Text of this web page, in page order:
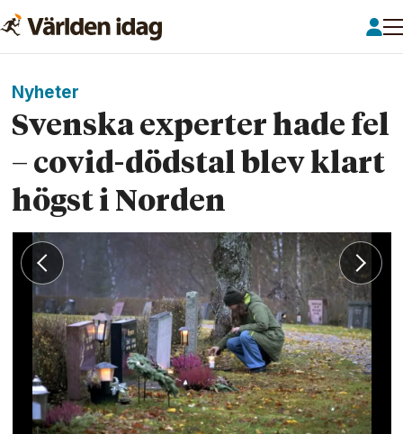
Nyheter
Svenska experter hade fel
– covid-dödstal blev klart
högst i Norden